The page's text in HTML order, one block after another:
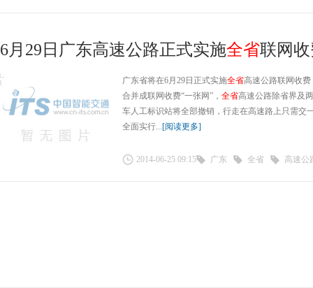
6月29日广东高速公路正式实施全省联网
广东省将在6月29日正式实施全省高速公路联网收
合并成联网收费“一张网”， 全省高速公路除省界及
车人工标识站将全部撤销，行走在高速路上只需交
全面实行...[阅读更多]
2014-06-25 09:15 广东 全省 高速公